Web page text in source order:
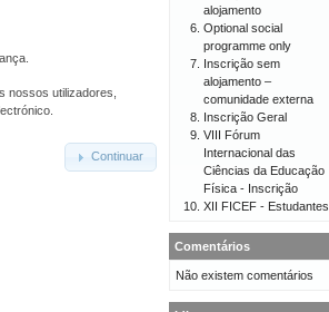
nossos utilizadores,
Continuar
alojamento
Optional social
programme only
Inscrição sem
alojamento –
comunidade externa
Inscrição Geral
VIII Fórum
Internacional das
Ciências da Educação
Física - Inscrição
XII FICEF - Estudantes
Comentários
Não existem comentários